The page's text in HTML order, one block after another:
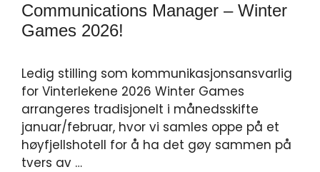
Communications Manager – Winter
Games 2026!
Ledig stilling som kommunikasjonsansvarlig
for Vinterlekene 2026 Winter Games
arrangeres tradisjonelt i månedsskifte
januar/februar, hvor vi samles oppe på et
høyfjellshotell for å ha det gøy sammen på
tvers av …